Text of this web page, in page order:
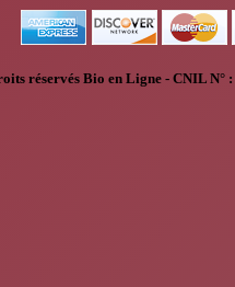
réservés Bio en Ligne - CNIL N° :